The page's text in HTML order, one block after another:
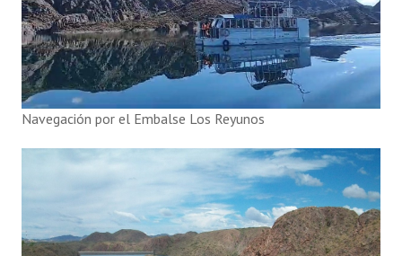
Navegación por el Embalse Los Reyunos